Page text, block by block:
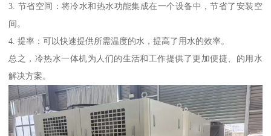
3. 节省空间：将冷水和热水功能集成在一个设备中，节省了安装空
间。
4. 提率：可以快速提供所需温度的水，提高了用水的效率。
总之，冷热水一体机为人们的生活和工作提供了更加便捷、的用水
解决方案。